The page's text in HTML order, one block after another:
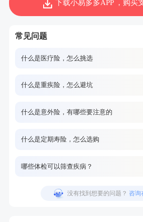
下载小易多多APP ，购买
常见问题
什么是医疗险，怎么挑选
什么是重疾险，怎么避坑
什么是意外险，有哪些要注意的
什么是定期寿险，怎么选购
哪些体检可以筛查疾病？
没有找到想要的问题？ 咨询